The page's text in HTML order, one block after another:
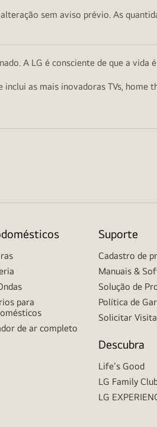
sem aviso prévio. As
A LG é consciente de que a
as mais inovadoras TVs, home
para
de ar completo
Suporte
Cadastro de
Manuais &
Solução de
Política de
Solicitar Visita
Descubra
Life's Good
LG Family
LG